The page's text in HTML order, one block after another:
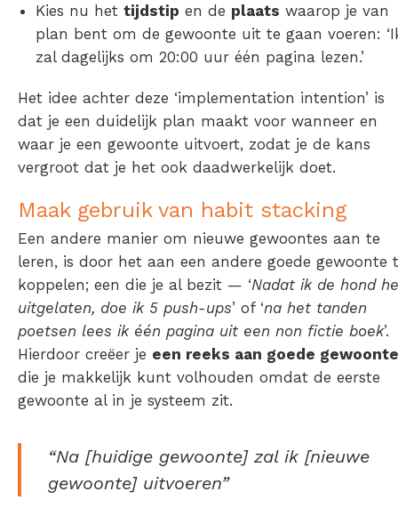
Kies nu het tijdstip en de plaats waarop je van
plan bent om de gewoonte uit te gaan voeren:
zal dagelijks om 20:00 uur één pagina lezen.’
Het idee achter deze ‘implementation intention’ is
dat je een duidelijk plan maakt voor wanneer en
waar je een gewoonte uitvoert, zodat je de kans
vergroot dat je het ook daadwerkelijk doet.
Maak gebruik van habit stacking
Een andere manier om nieuwe gewoontes aan te
leren, is door het aan een andere goede gewoonte
koppelen; een die je al bezit — ‘Nadat ik de hond
uitgelaten, doe ik 5 push-ups’ of ‘na het tanden
poetsen lees ik één pagina uit een non fictie boek’.
Hierdoor creëer je een reeks aan goede
die je makkelijk kunt volhouden omdat de eerste
gewoonte al in je systeem zit.
“Na [huidige gewoonte] zal ik [nieuwe
gewoonte] uitvoeren”